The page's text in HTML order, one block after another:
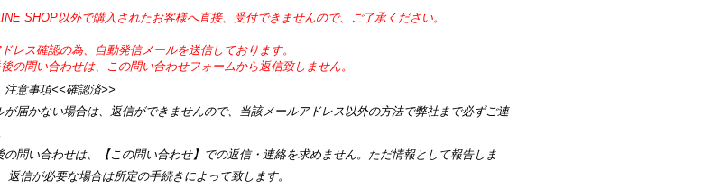
SHOP以外で購入されたお客様へ直接、受付できませんので、ご了承ください。
レス確認の為、自動発信メールを送信しております。
の問い合わせは、この問い合わせフォームから返信致しません。
注意事項<<確認済>>
が届かない場合は、返信ができませんので、当該メールアドレス以外の方法で弊社まで必ずご連
の問い合わせは、【この問い合わせ】での返信・連絡を求めません。ただ情報として報告しま
返信が必要な場合は所定の手続きによって致します。